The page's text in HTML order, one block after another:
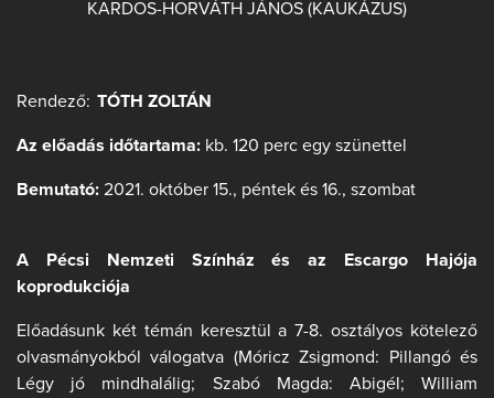
KARDOS-HORVÁTH JÁNOS (KAUKÁZUS)
Rendező: TÓTH ZOLTÁN
Az előadás időtartama: kb. 120 perc egy szünettel
Bemutató: 2021. október 15., péntek és 16., szombat
A Pécsi Nemzeti Színház és az Escargo Hajója
koprodukciója
Előadásunk két témán keresztül a 7-8. osztályos kötelező
olvasmányokból válogatva (Móricz Zsigmond: Pillangó és
Légy jó mindhalálig; Szabó Magda: Abigél; William